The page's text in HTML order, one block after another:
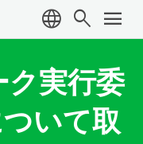
language search menu
ク実行委
いて取